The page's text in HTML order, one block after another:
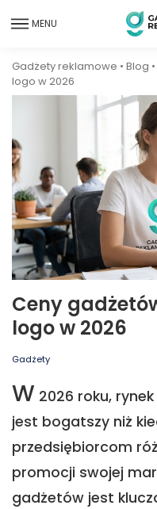
MENU
Gadżety reklamowe • Blog •
logo w 2026
Ceny
logo w 2026
Gadżety
W 2026 roku,
jest bogatszy niż
przedsiębiorcom
promocji swojej
gadżetów jest